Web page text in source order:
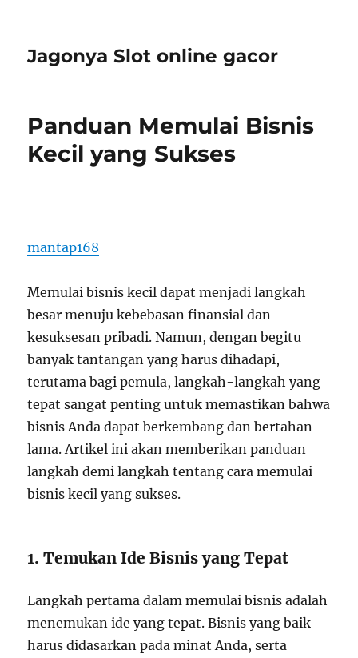
Jagonya Slot online gacor
Panduan Memulai Bisnis
Kecil yang Sukses
mantap168
Memulai bisnis kecil dapat menjadi langkah
besar menuju kebebasan finansial dan
kesuksesan pribadi. Namun, dengan begitu
banyak tantangan yang harus dihadapi,
terutama bagi pemula, langkah-langkah yang
tepat sangat penting untuk memastikan bahwa
bisnis Anda dapat berkembang dan bertahan
lama. Artikel ini akan memberikan panduan
langkah demi langkah tentang cara memulai
bisnis kecil yang sukses.
1. Temukan Ide Bisnis yang Tepat
Langkah pertama dalam memulai bisnis adalah
menemukan ide yang tepat. Bisnis yang baik
harus didasarkan pada minat Anda, serta